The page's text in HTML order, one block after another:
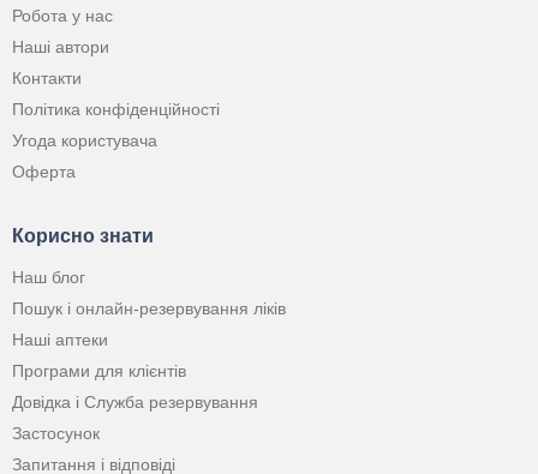
Робота у нас
Наші автори
Контакти
Політика конфіденційності
Угода користувача
Оферта
Корисно знати
Наш блог
Пошук і онлайн-резервування ліків
Наші аптеки
Програми для клієнтів
Довідка і Служба резервування
Застосунок
Запитання і відповіді